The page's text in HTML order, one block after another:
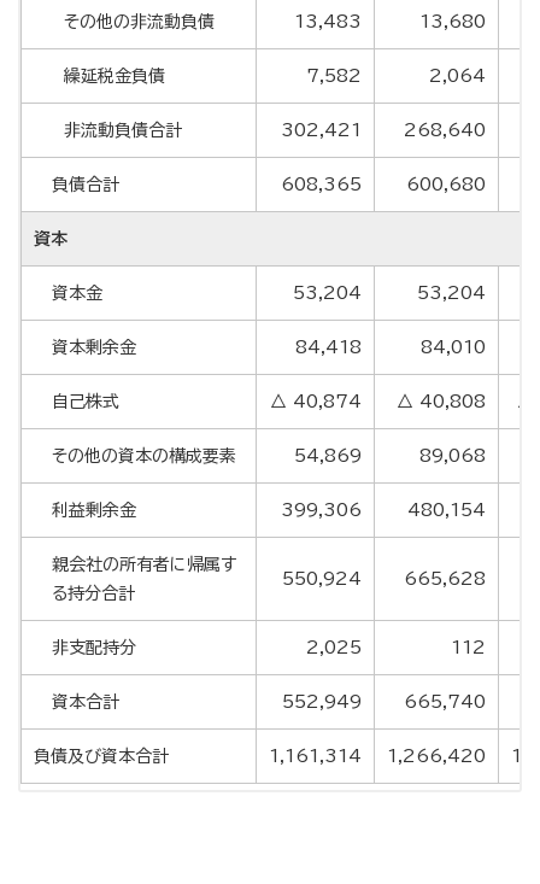
その他の非流動負債 13,483 13,680
繰延税金負債 7,582 2,064
非流動負債合計 302,421 268,640
負債合計 608,365 600,680
資本
資本金 53,204 53,204
資本剰余金 84,418 84,010
自己株式 △ 40,874 △ 40,808 △
その他の資本の構成要素 54,869 89,068
利益剰余金 399,306 480,154
親会社の所有者に帰属す
る持分合計
550,924 665,628
非支配持分 2,025 112
資本合計 552,949 665,740
負債及び資本合計 1,161,314 1,266,420